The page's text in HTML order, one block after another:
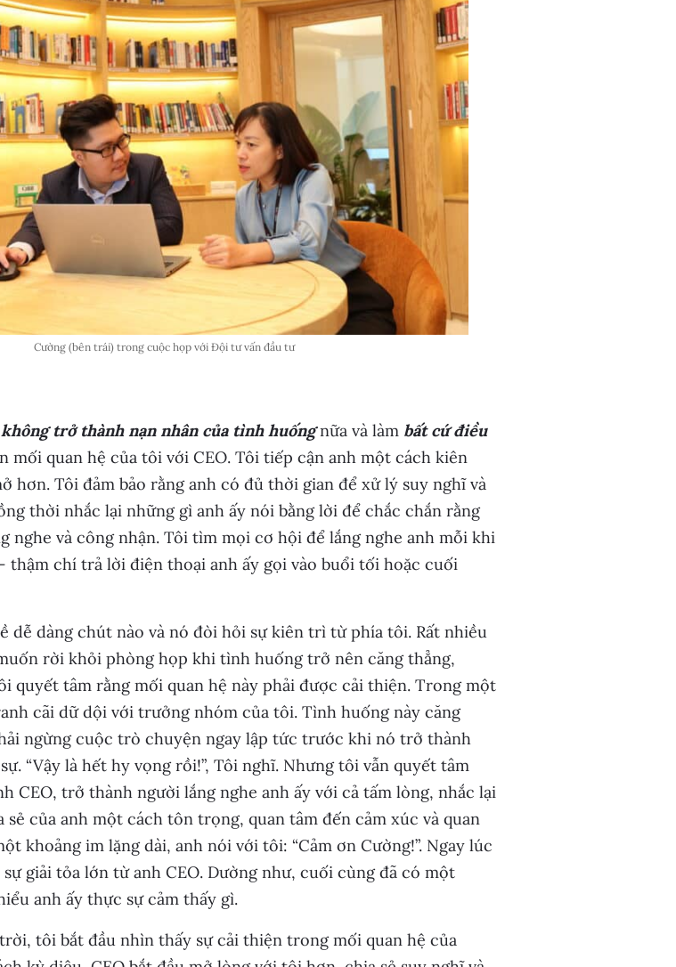
Cường (bên trái) trong cuộc họp với Đội tư vấn đầu tư
không trở thành nạn nhân của tình huốngnữa và làm bất cứ điều
mối quan hệ của tôi với CEO. Tôi tiếp cận anh một cách kiên
hơn. Tôi đảm bảo rằng anh có đủ thời gian để xử lý suy nghĩ và
thời nhắc lại những gì anh ấy nói bằng lời để chắc chắn rằng
nghe và công nhận. Tôi tìm mọi cơ hội để lắng nghe anh mỗi khi
thậm chí trả lời điện thoại anh ấy gọi vào buổi tối hoặc cuối
dễ dàng chút nào và nó đòi hỏi sự kiên trì từ phía tôi. Rất nhiều
rời khỏi phòng họp khi tình huống trở nên căng thẳng,
quyết tâm rằng mối quan hệ này phải được cải thiện. Trong một
cãi dữ dội với trưởng nhóm của tôi. Tình huống này căng
ngừng cuộc trò chuyện ngay lập tức trước khi nó trở thành
“Vậy là hết hy vọng rồi!”, Tôi nghĩ. Nhưng tôi vẫn quyết tâm
CEO, trở thành người lắng nghe anh ấy với cả tấm lòng, nhắc lại
sẻ của anh một cách tôn trọng, quan tâm đến cảm xúc và quan
khoảng im lặng dài, anh nói với tôi: “Cảm ơn Cường!”. Ngay lúc
giải tỏa lớn từ anh CEO. Dường như, cuối cùng đã có một
anh ấy thực sự cảm thấy gì.
tôi bắt đầu nhìn thấy sự cải thiện trong mối quan hệ của